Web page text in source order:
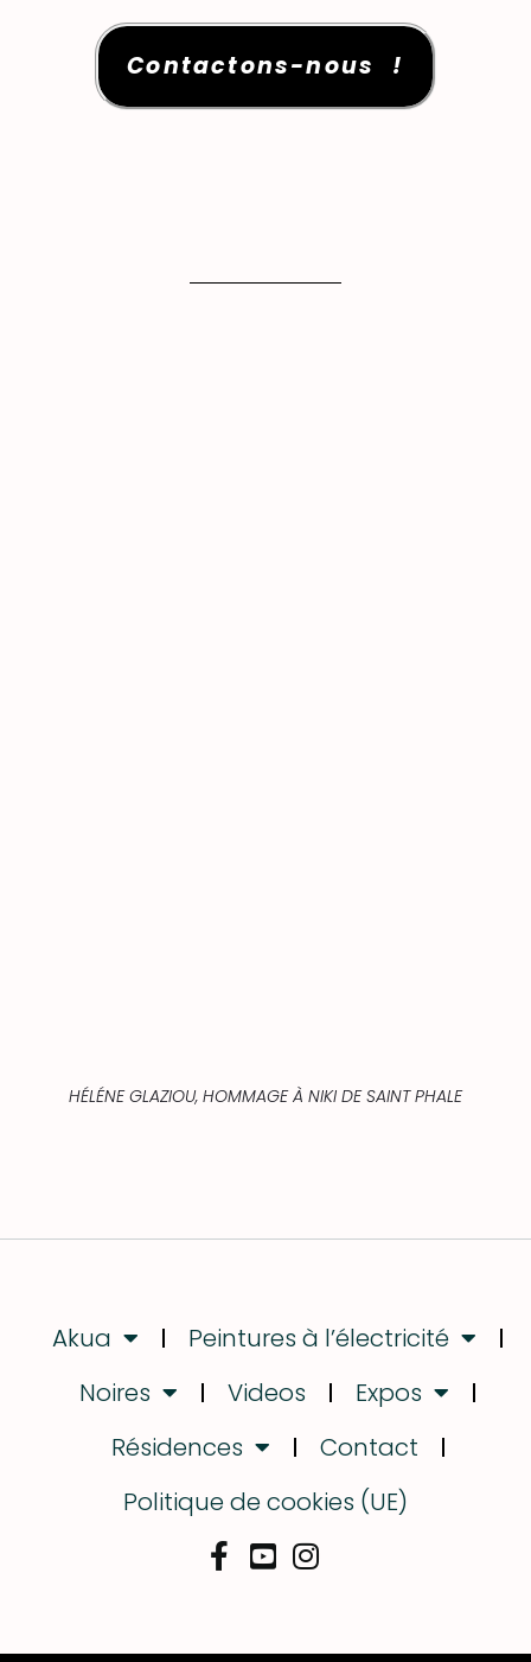
Contactons-nous !
HÉLÉNE GLAZIOU, HOMMAGE À NIKI DE SAINT PHALE
Akua
Peintures à l’électricité
Noires
Videos
Expos
Résidences
Contact
Politique de cookies (UE)